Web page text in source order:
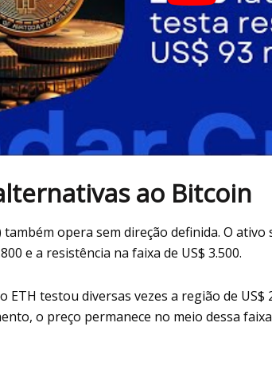
ao Bitcoin
também opera sem direção definida. O
e a resistência na faixa de US$ 3.500.
ETH testou diversas vezes a região de US$
o preço permanece no meio dessa